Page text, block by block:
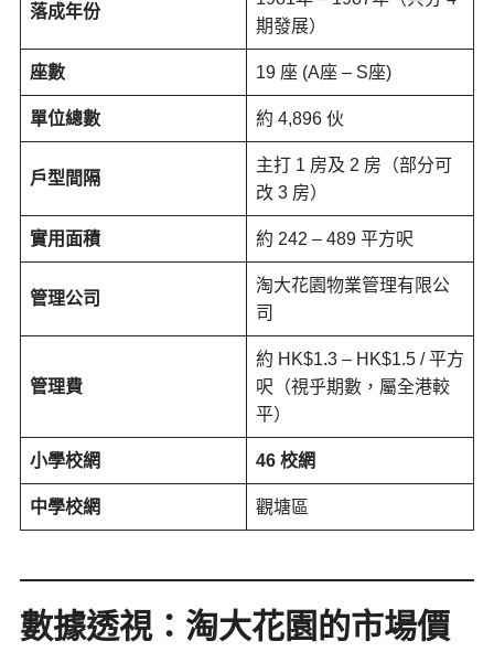
落成年份
期發展）
座數 19 座 (A座 – S座)
單位總數 約 4,896 伙
戶型間隔
主打 1 房及 2 房（部分可
改 3 房）
實用面積 約 242 – 489 平方呎
管理公司
淘大花園物業管理有限公
司
管理費
約 HK$1.3 – HK$1.5 / 平方
呎（視乎期數，屬全港較
平）
小學校網 46 校網
中學校網 觀塘區
數據透視：淘大花園的市場價